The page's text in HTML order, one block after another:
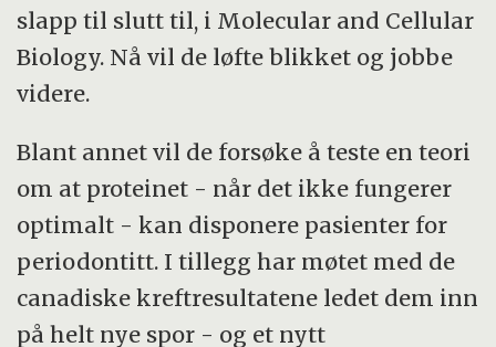
slapp til slutt til, i Molecular and Cellular
Biology. Nå vil de løfte blikket og jobbe
videre.
Blant annet vil de forsøke å teste en teori
om at proteinet - når det ikke fungerer
optimalt - kan disponere pasienter for
periodontitt. I tillegg har møtet med de
canadiske kreftresultatene ledet dem inn
på helt nye spor - og et nytt